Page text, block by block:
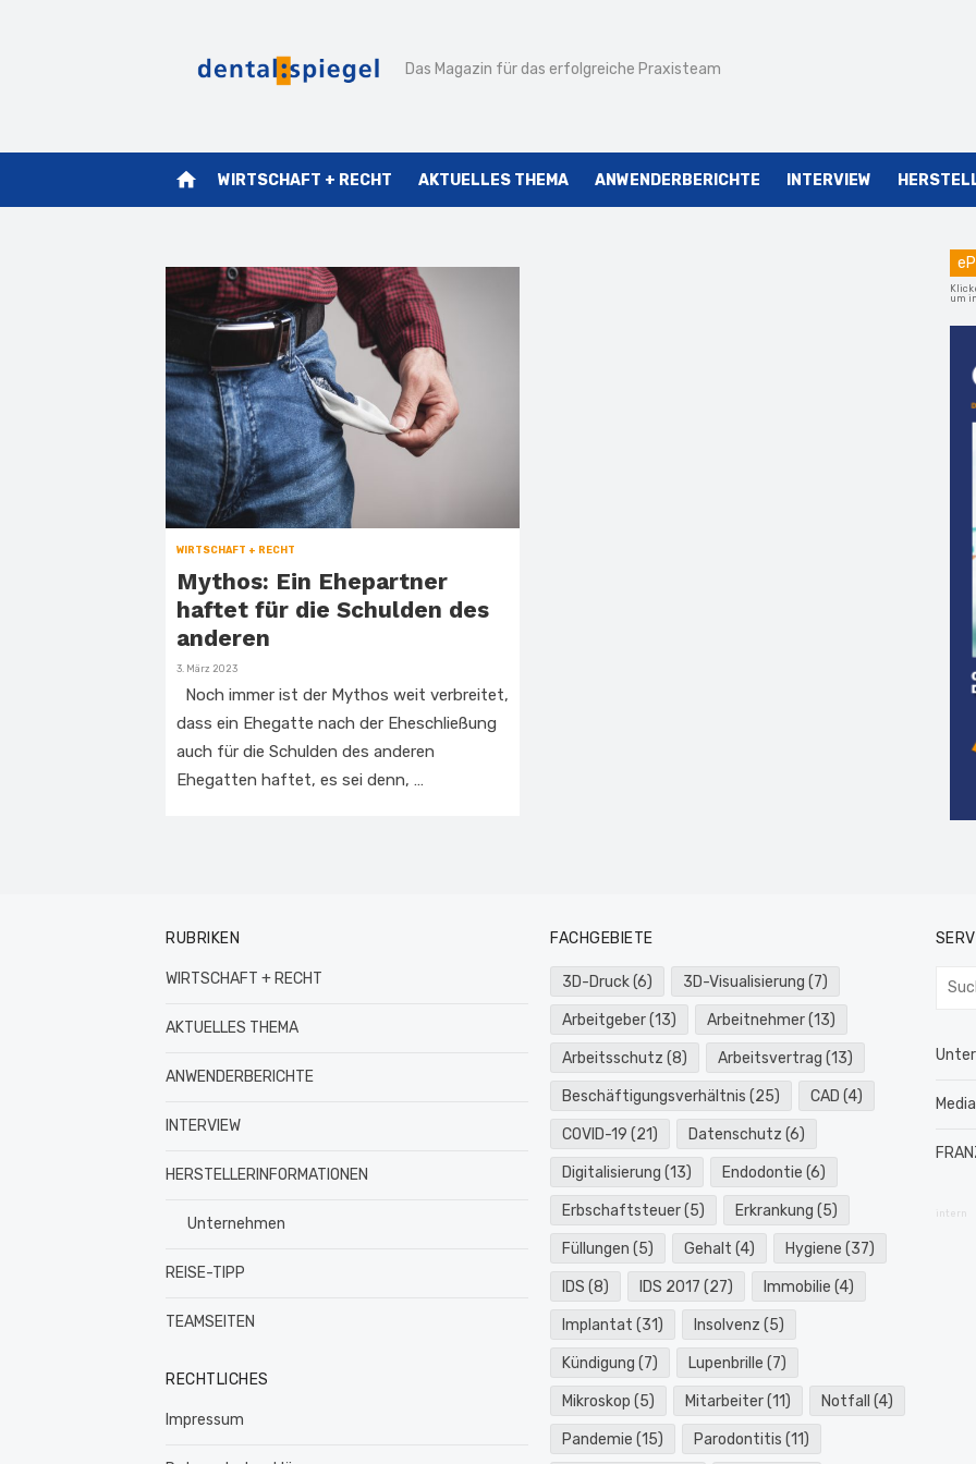
Das Magazin für das erfolgreiche Praxisteam
home WIRTSCHAFT + RECHT AKTUELLES THEMA ANWENDERBERICHTE INTERVIEW
WIRTSCHAFT + RECHT
Mythos: Ein Ehepartner
haftet für die Schulden des
anderen
Veröffentlicht
3. März 2023
Noch immer ist der Mythos weit verbreitet,
dass ein Ehegatte nach der Eheschließung
auch für die Schulden des anderen
Ehegatten haftet, es sei denn, …
um
RUBRIKEN
WIRTSCHAFT + RECHT
AKTUELLES THEMA
ANWENDERBERICHTE
INTERVIEW
HERSTELLERINFORMATIONEN
Unternehmen
REISE-TIPP
TEAMSEITEN
RECHTLICHES
Impressum
FACHGEBIETE
3D-Druck(6) 3D-Visualisierung (7)
Arbeitgeber(13) Arbeitnehmer(13)
Arbeitsschutz (8) Arbeitsvertrag (13)
Beschäftigungsverhältnis (25) CAD (4)
COVID-19 (21) Datenschutz (6)
Digitalisierung (13) Endodontie (6)
Erbschaftsteuer(5) Erkrankung (5)
Füllungen (5) Gehalt (4) Hygiene (37)
IDS (8) IDS 2017 (27) Immobilie (4)
Implantat (31) Insolvenz (5)
Kündigung (7) Lupenbrille (7)
Mikroskop (5) Mitarbeiter(11) Notfall (4)
Pandemie (15) Parodontitis (11)
intern